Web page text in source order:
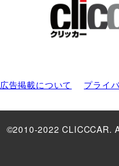
広告掲載について プライ
©2010-2022 CLICCCAR.